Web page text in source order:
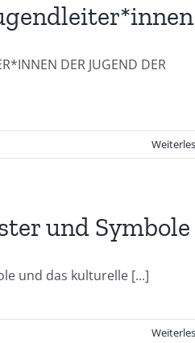
DER JUGEND DER
und Symbole
und das kulturelle [...]